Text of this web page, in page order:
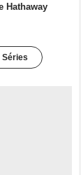
Hathaway
Séries